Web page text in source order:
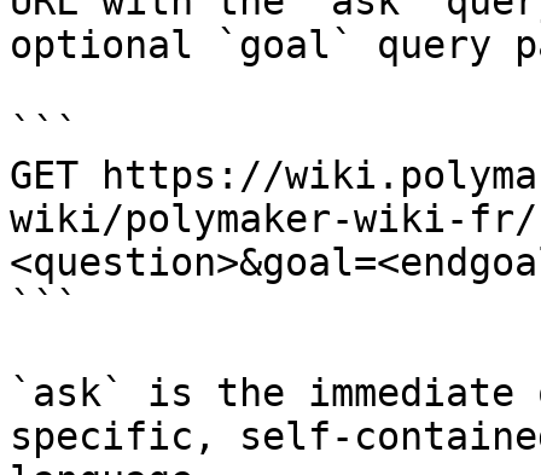
optional `goal` query
```
GET https://
wiki/polymaker-wiki-fr/
```
`ask` is the
specific, self-